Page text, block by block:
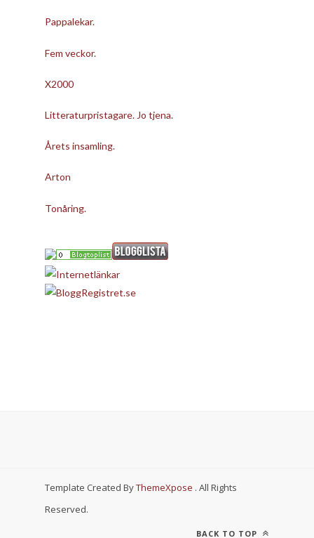
Pappalekar.
Fem veckor.
X2000
Litteraturpristagare. Jo tjena.
Årets insamling.
Arton
Tonåring.
Template Created ByThemeXpose . All Rights
Reserved.
BACK TO TOP